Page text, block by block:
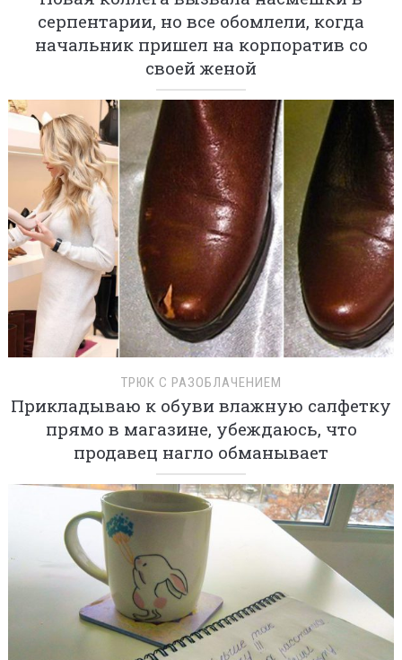
серпентарии, но все обомлели, когда
начальник пришел на корпоратив со
своей женой
ТРЮК С РАЗОБЛАЧЕНИЕМ
Прикладываю к обуви влажную салфетку
прямо в магазине, убеждаюсь, что
продавец нагло обманывает